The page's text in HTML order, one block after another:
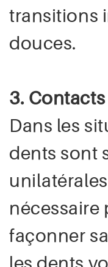
transitions
douces.
3.
Dans les
dents sont
nécessaire
façonner